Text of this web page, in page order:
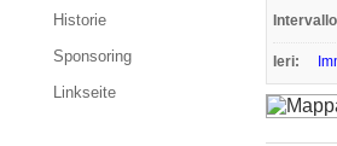
Ieri:
Historie
Sponsoring
Linkseite